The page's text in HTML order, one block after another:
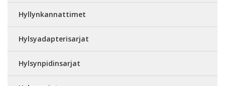
Hyllynkannattimet
Hylsyadapterisarjat
Hylsynpidinsarjat